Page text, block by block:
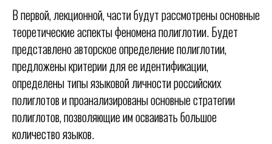
В первой, лекционной, части будут рассмотрены основные
теоретические аспекты феномена полиглотии. Будет
представлено авторское определение полиглотии,
предложены критерии для ее идентификации,
определены типы языковой личности российских
полиглотов и проанализированы основные стратегии
полиглотов, позволяющие им осваивать большое
количество языков.